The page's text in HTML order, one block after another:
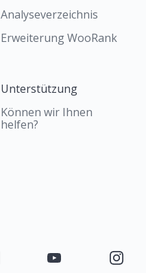
Analyseverzeichnis
Erweiterung WooRank
Unterstützung
Können wir Ihnen
helfen?